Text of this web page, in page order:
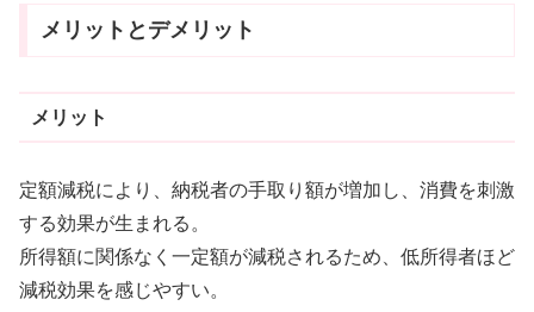
メリットとデメリット
メリット
定額減税により、納税者の手取り額が増加し、消費を刺激
する効果が生まれる。
所得額に関係なく一定額が減税されるため、低所得者ほど
減税効果を感じやすい。